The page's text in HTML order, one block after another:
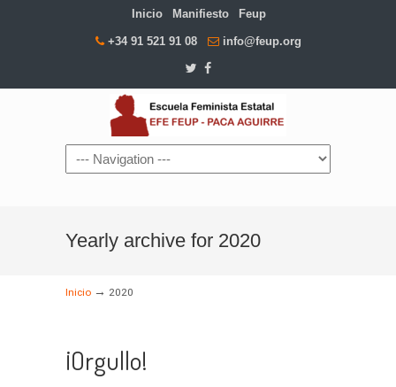
Inicio Manifiesto Feup
+34 91 521 91 08 info@feup.org
Navigation
Yearly archive for 2020
Inicio → 2020
¡Orgullo!